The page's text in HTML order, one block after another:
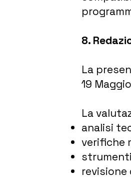
8.
La
19
La
analisi
verifiche